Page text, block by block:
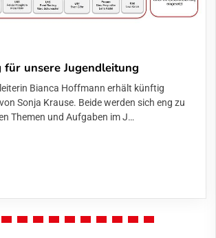
für unsere Jugendleitung
Bianca Hoffmann erhält künftig
Sonja Krause. Beide werden sich eng zu
Themen und Aufgaben im J…